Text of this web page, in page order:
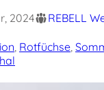
2024 REBELL
Rotfüchse